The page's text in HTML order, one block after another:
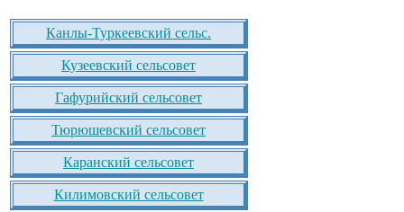
Канлы-Туркеевский сельс.
Кузеевский сельсовет
Гафурийский сельсовет
Тюрюшевский сельсовет
Каранский сельсовет
Килимовский сельсовет